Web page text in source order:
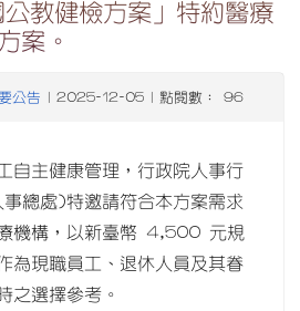
教健檢方案」特約醫療
案。
公告 | 2025-12-05 | 點閱數： 96
自主健康管理，行政院人事行
總處)特邀請符合本方案需求
機構，以新臺幣 4,500 元規
為現職員工、退休人員及其眷
之選擇參考。